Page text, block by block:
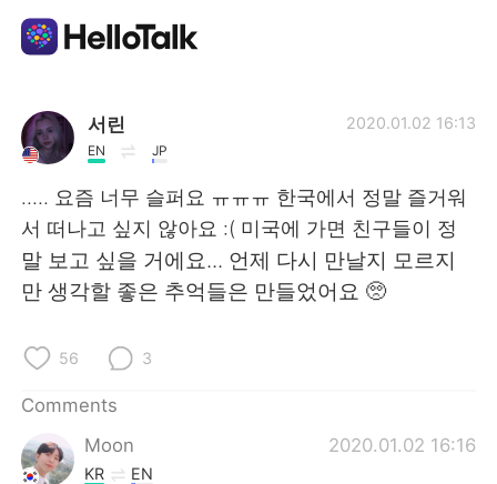
Language Exchange App
AI Grammar Checker
English
Français
서린
EN JP
2020.01.02 16:13
..... 요즘 너무 슬퍼요 ㅠㅠㅠ 한국에서 정말 즐거워
서 떠나고 싶지 않아요 :( 미국에 가면 친구들이 정
말 보고 싶을 거에요... 언제 다시 만날지 모르지
만 생각할 좋은 추억들은 만들었어요 🥺
56 3
Comments
Moon
2020.01.02 16:16
KR EN